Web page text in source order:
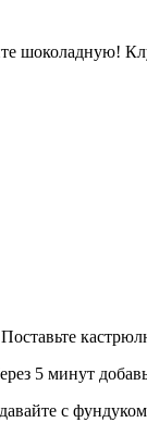
шоколадную!
5 минут
с